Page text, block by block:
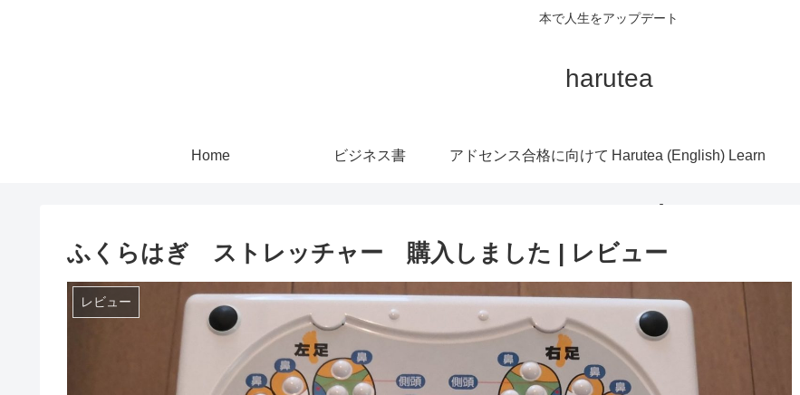
本で人生をアップデート
harutea
Home ビジネス書 アドセンス合格に向けて Harutea (English) Learn
Japanese
ふくらはぎ ストレッチャー 購入しました | レビュー
レビュー